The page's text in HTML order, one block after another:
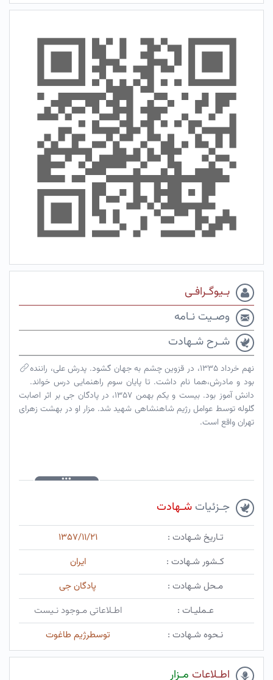
بـیوگـرافـی
وصـیت نـامه
شـرح شـهادت
نهم خرداد ۱۳۳۵، در قزوین چشم به جهان گشود. پدرش علی، راننده
بود و مادرش،هما نام داشت. تا پایان سوم راهنمایی درس خواند.
دانش آموز بود. بیست و یکم بهمن ۱۳۵۷، در پادگان جی بر اثر اصابت
گلوله توسط عوامل رژیم شاهنشاهی شهید شد. مزار او در بهشت زهرای
تهران واقع است.
جـزئیات شـهادت
تـاریخ شـهادت :
۱۳۵۷/۱۱/۲۱
کـشور شـهادت :
ایران
مـحل شـهادت :
پادگان جی
عـملیـات :
اطـلاعاتی مـوجود نـیست
نـحوه شـهادت :
توسطرژیم طاغوت
اطـلاعات مـزار